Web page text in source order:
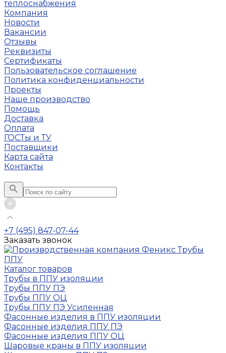
теплоснабжения
Компания
Новости
Вакансии
Отзывы
Реквизиты
Сертификаты
Пользовательское соглашение
Политика конфиденциальности
Проекты
Наше производство
Помощь
Доставка
Оплата
ГОСТы и ТУ
Поставщики
Карта сайта
Контакты
+7 (495) 847-07-44
Заказать звонок
Каталог товаров
Трубы в ППУ изоляции
Трубы ППУ ПЭ
Трубы ППУ ОЦ
Трубы ППУ ПЭ Усиленная
Фасонные изделия в ППУ изоляции
Фасонные изделия ППУ ПЭ
Фасонные изделия ППУ ОЦ
Шаровые краны в ППУ изоляции